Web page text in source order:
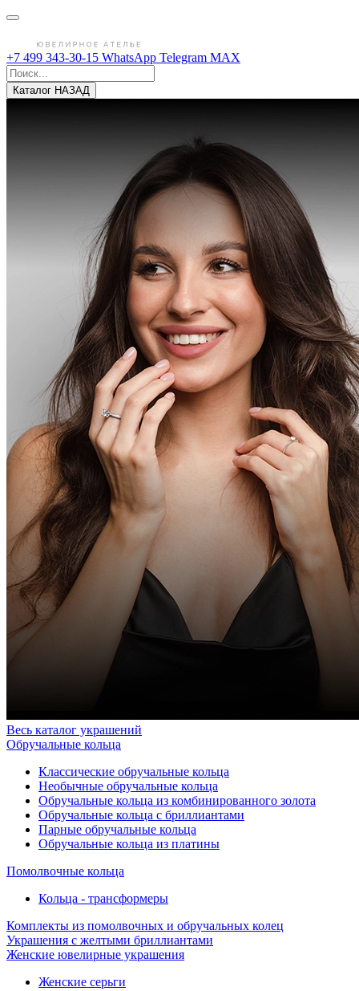
+7 499 343-30-15 WhatsApp Telegram MAX
Каталог НАЗАД
Весь каталог украшений
Обручальные кольца
Классические обручальные кольца
Необычные обручальные кольца
Обручальные кольца из комбинированного золота
Обручальные кольца с бриллиантами
Парные обручальные кольца
Обручальные кольца из платины
Помолвочные кольца
Кольца - трансформеры
Комплекты из помолвочных и обручальных колец
Украшения с желтыми бриллиантами
Женские ювелирные украшения
Женские серьги